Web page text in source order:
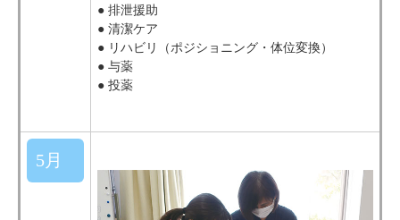
● 排泄援助
● 清潔ケア
● リハビリ（ポジショニング・体位変換）
● 与薬
● 投薬
5月